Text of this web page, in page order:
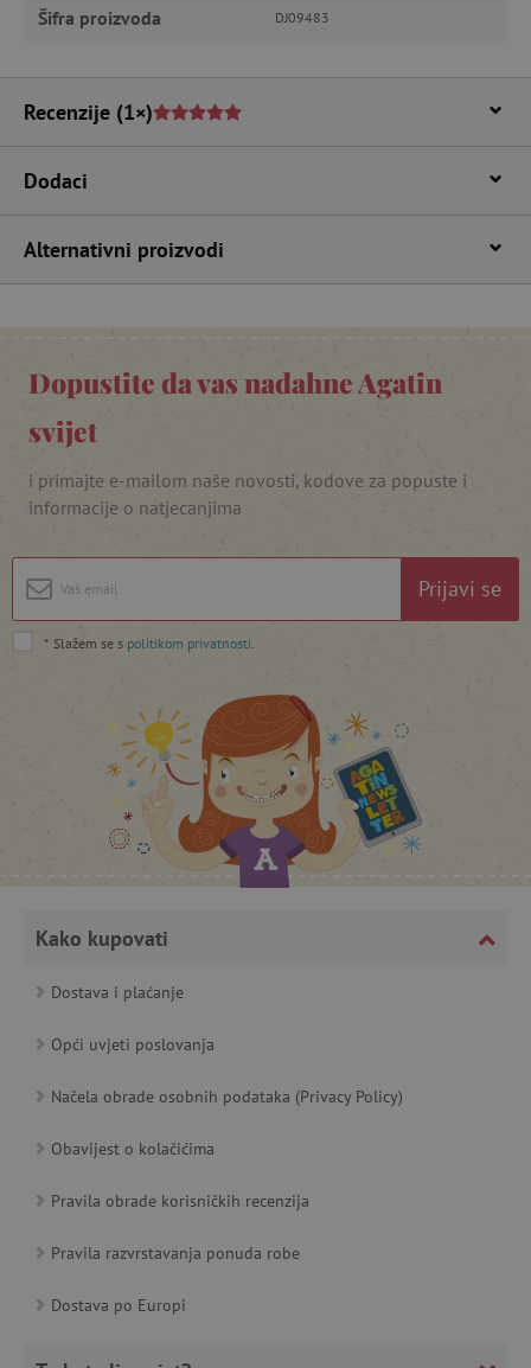
Šifra proizvoda DJ09483
Recenzije (1×)
Dodaci
Alternativni proizvodi
Dopustite da vas nadahne Agatin
svijet
i primajte e-mailom naše novosti, kodove za popuste i
informacije o natjecanjima
Prijavi se
* Slažem se s politikom privatnosti
Kako kupovati
Dostava i plaćanje
Opći uvjeti poslovanja
Načela obrade osobnih podataka (Privacy Policy)
Obavijest o kolačićima
Pravila obrade korisničkih recenzija
Pravila razvrstavanja ponuda robe
Dostava po Europi
funkcionalnost internetske stranice, kao što su
odgovarajuće upotrebljavati bez nužno
Domena
lastVisitedProduct
.agatinsvijet.hr
product_filter_remember www.agatinsvijet.hr
_lb
Googleovu politiku privatnosti